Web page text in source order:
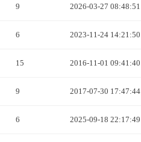
9 2026-03-27 08:48:51
6 2023-11-24 14:21:50
15 2016-11-01 09:41:40
9 2017-07-30 17:47:44
6 2025-09-18 22:17:49